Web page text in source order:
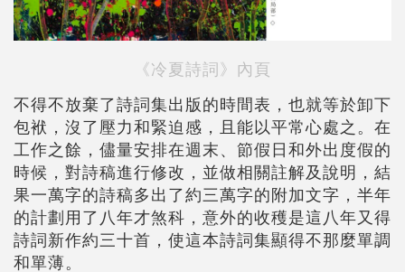
《冷夏詩詞》內頁
不得不放棄了詩詞集出版的時間表，也就等於卸下
包袱，沒了壓力和緊迫感，且能以平常心處之。在
工作之餘，儘量安排在週末、節假日和外出度假的
時候，對詩稿進行修改，並做相關註解及說明，結
果一萬字的詩稿多出了約三萬字的附加文字，半年
的計劃用了八年才煞科，意外的收穫是這八年又得
詩詞新作約三十首，使這本詩詞集顯得不那麼單調
和單薄。